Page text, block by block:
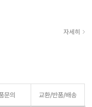
자세히
문의 교환/반품/배송